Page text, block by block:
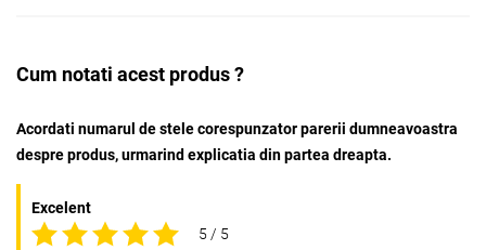
Cum notati acest produs ?
Acordati numarul de stele corespunzator parerii dumneavoastra
despre produs, urmarind explicatia din partea dreapta.
Excelent
5 / 5